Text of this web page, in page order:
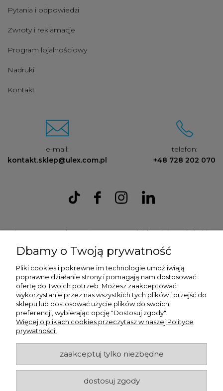
Pytania i odpowiedzi
Zwroty i reklamacje
Program lojalnościowy
Nadruki
Kontakt
e-mail:
kontakt.sklep@ulex.com.pl
telefon:
+48 728 202 070
Ulex Sp. z O.O. , ul. T.T. Jeża 15, 43-300 Bielsko Biała, woj. śląskie,
9372470787
ulex.com.pl © 2026
Made with by
Dbamy o Twoją prywatność
Pliki cookies i pokrewne im technologie umożliwiają
poprawne działanie strony i pomagają nam dostosować
ofertę do Twoich potrzeb. Możesz zaakceptować
wykorzystanie przez nas wszystkich tych plików i przejść do
sklepu lub dostosować użycie plików do swoich
preferencji, wybierając opcję "Dostosuj zgody".
Więcej o plikach cookies przeczytasz w naszej Polityce
prywatności.
zaakceptuj tylko niezbędne
dostosuj zgody